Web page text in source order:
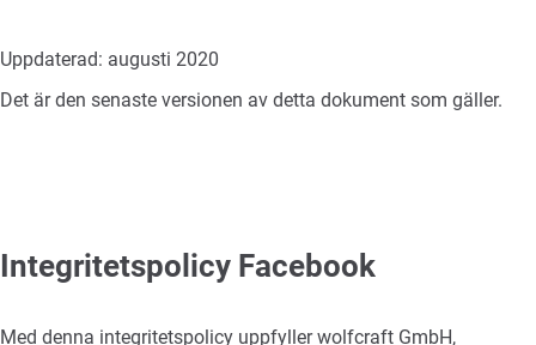
Uppdaterad: augusti 2020
Det är den senaste versionen av detta dokument som gäller.
Integritetspolicy Facebook
Med denna integritetspolicy uppfyller wolfcraft GmbH,